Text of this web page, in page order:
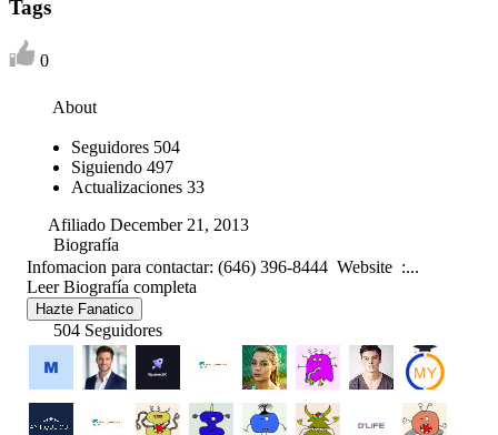
Tags
0
About
Seguidores 504
Siguiendo 497
Actualizaciones 33
Afiliado December 21, 2013
Biografía
Infomacion para contactar: (646) 396-8444 Website :...
Leer Biografía completa
Hazte Fanatico
504 Seguidores